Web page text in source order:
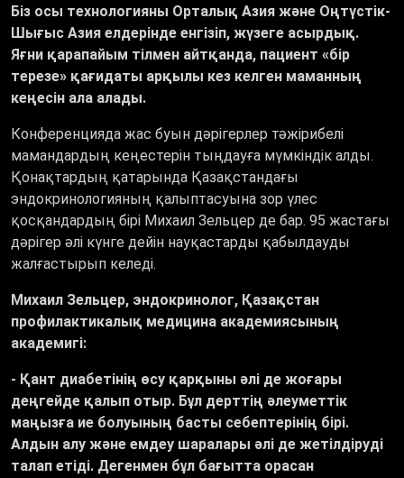
Біз осы технологияны Орталық Азия және Оңтүстік-
Шығыс Азия елдерінде енгізіп, жүзеге асырдық.
Яғни қарапайым тілмен айтқанда, пациент «бір
терезе» қағидаты арқылы кез келген маманның
кеңесін ала алады.
Конференцияда жас буын дәрігерлер тәжірибелі
мамандардың кеңестерін тыңдауға мүмкіндік алды.
Қонақтардың қатарында Қазақстандағы
эндокринологияның қалыптасуына зор үлес
қосқандардың бірі Михаил Зельцер де бар. 95 жастағы
дәрігер әлі күнге дейін науқастарды қабылдауды
жалғастырып келеді.
Михаил Зельцер, эндокринолог, Қазақстан
профилактикалық медицина академиясының
академигі:
- Қант диабетінің өсу қарқыны әлі де жоғары
деңгейде қалып отыр. Бұл дерттің әлеуметтік
маңызға ие болуының басты себептерінің бірі.
Алдын алу және емдеу шаралары әлі де жетілдіруді
талап етіді. Дегенмен бұл бағытта орасан